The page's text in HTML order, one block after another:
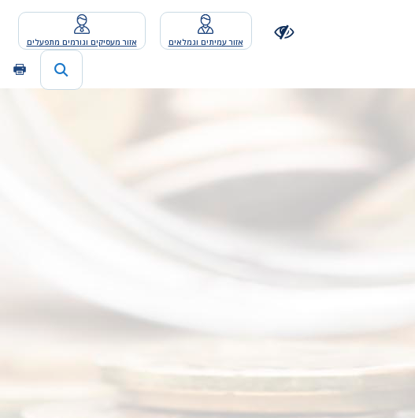
אזור עמיתים וגמלאים אזור מעסיקים וגורמים מתפעלים